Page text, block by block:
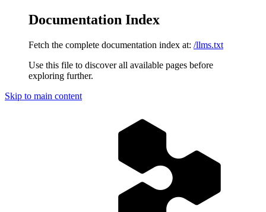
Documentation Index
Fetch the complete documentation index at: /llms.txt
Use this file to discover all available pages before
exploring further.
Skip to main content